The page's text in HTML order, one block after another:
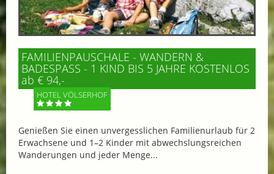
FAMILIENPAUSCHALE - WANDERN &
BADESPASS - 1 KIND BIS 5 JAHRE KOSTENLOS
ab € 94,-
HOTEL VÖLSERHOF
Genießen Sie einen unvergesslichen Familienurlaub für 2
Erwachsene und 1–2 Kinder mit abwechslungsreichen
Wanderungen und jeder Menge...